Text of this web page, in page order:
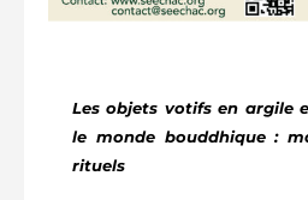
Les objets votifs en argile
le monde bouddhique :
rituels